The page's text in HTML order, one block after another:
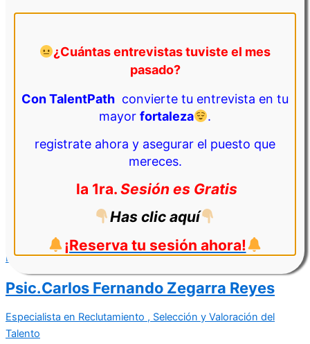
Gestor de Calidad
agosto 5, 2026
¿Buscas una Gran Oportunidad?
Conoce nuestras ofertas laborales destacadas
Psic.Lizeth Bazoalto
Psicóloga Organizacional
Psic.Carlos Fernando Zegarra Reyes
Especialista en Reclutamiento , Selección y Valoración del
Talento
¿Cuántas entrevistas tuviste el mes
pasado?
Con TalentPath convierte tu entrevista en tu
mayor fortaleza
.
registrate ahora y asegurar el puesto que
mereces.
la 1ra. Sesión es Gratis
Has clic aquí
¡Reserva tu sesión ahora!